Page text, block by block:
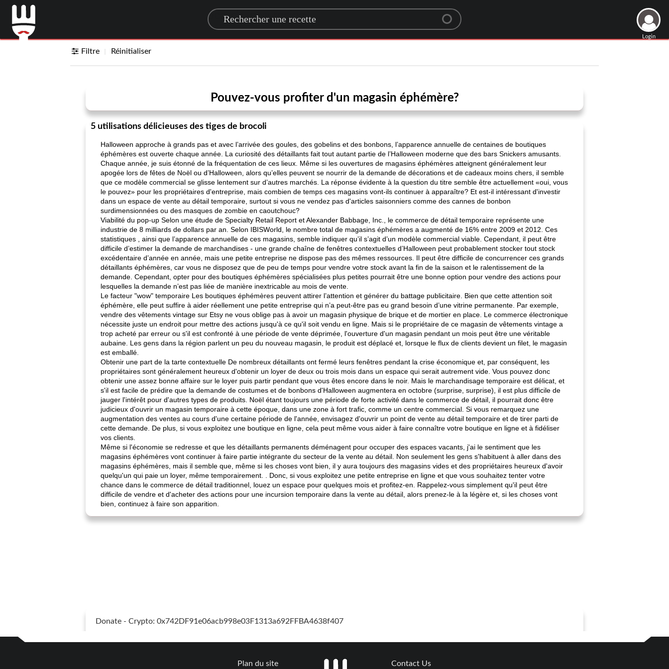
Search for a recipe
Login
Filtre Réinitialiser
Pouvez-vous profiter d'un magasin éphémère?
5 utilisations délicieuses des tiges de brocoli
Halloween approche à grands pas et avec l’arrivée des goules, des gobelins et des bonbons, l’apparence annuelle de centaines de boutiques
éphémères est ouverte chaque année. La curiosité des détaillants fait tout autant partie de l’Halloween moderne que des bars Snickers amusants.
Chaque année, je suis étonné de la fréquentation de ces lieux. Même si les ouvertures de magasins éphémères atteignent généralement leur
apogée lors de fêtes de Noël ou d’Halloween, alors qu’elles peuvent se nourrir de la demande de décorations et de cadeaux moins chers, il semble
que ce modèle commercial se glisse lentement sur d’autres marchés. La réponse évidente à la question du titre semble être actuellement «oui, vous
le pouvez» pour les propriétaires d'entreprise, mais combien de temps ces magasins vont-ils continuer à apparaître? Et est-il intéressant d'investir
dans un espace de vente au détail temporaire, surtout si vous ne vendez pas d'articles saisonniers comme des cannes de bonbon
surdimensionnées ou des masques de zombie en caoutchouc?
Viabilité du pop-up Selon une étude de Specialty Retail Report et Alexander Babbage, Inc., le commerce de détail temporaire représente une
industrie de 8 milliards de dollars par an. Selon IBISWorld, le nombre total de magasins éphémères a augmenté de 16% entre 2009 et 2012. Ces
statistiques , ainsi que l’apparence annuelle de ces magasins, semble indiquer qu’il s’agit d’un modèle commercial viable. Cependant, il peut être
difficile d’estimer la demande de marchandises - une grande chaîne de fenêtres contextuelles d’Halloween peut probablement stocker tout stock
excédentaire d’année en année, mais une petite entreprise ne dispose pas des mêmes ressources. Il peut être difficile de concurrencer ces grands
détaillants éphémères, car vous ne disposez que de peu de temps pour vendre votre stock avant la fin de la saison et le ralentissement de la
demande. Cependant, opter pour des boutiques éphémères spécialisées plus petites pourrait être une bonne option pour vendre des actions pour
lesquelles la demande n’est pas liée de manière inextricable au mois de vente.
Le facteur "wow" temporaire Les boutiques éphémères peuvent attirer l’attention et générer du battage publicitaire. Bien que cette attention soit
éphémère, elle peut suffire à aider réellement une petite entreprise qui n’a peut-être pas eu grand besoin d’une vitrine permanente. Par exemple,
vendre des vêtements vintage sur Etsy ne vous oblige pas à avoir un magasin physique de brique et de mortier en place. Le commerce électronique
nécessite juste un endroit pour mettre des actions jusqu'à ce qu'il soit vendu en ligne. Mais si le propriétaire de ce magasin de vêtements vintage a
trop acheté par erreur ou s'il est confronté à une période de vente déprimée, l'ouverture d'un magasin pendant un mois peut être une véritable
aubaine. Les gens dans la région parlent un peu du nouveau magasin, le produit est déplacé et, lorsque le flux de clients devient un filet, le magasin
est emballé.
Obtenir une part de la tarte contextuelle De nombreux détaillants ont fermé leurs fenêtres pendant la crise économique et, par conséquent, les
propriétaires sont généralement heureux d'obtenir un loyer de deux ou trois mois dans un espace qui serait autrement vide. Vous pouvez donc
obtenir une assez bonne affaire sur le loyer puis partir pendant que vous êtes encore dans le noir. Mais le marchandisage temporaire est délicat, et
s'il est facile de prédire que la demande de costumes et de bonbons d'Halloween augmentera en octobre (surprise, surprise), il est plus difficile de
jauger l'intérêt pour d'autres types de produits. Noël étant toujours une période de forte activité dans le commerce de détail, il pourrait donc être
judicieux d'ouvrir un magasin temporaire à cette époque, dans une zone à fort trafic, comme un centre commercial. Si vous remarquez une
augmentation des ventes au cours d'une certaine période de l'année, envisagez d'ouvrir un point de vente au détail temporaire et de tirer parti de
cette demande. De plus, si vous exploitez une boutique en ligne, cela peut même vous aider à faire connaître votre boutique en ligne et à fidéliser
vos clients.
Même si l'économie se redresse et que les détaillants permanents déménagent pour occuper des espaces vacants, j'ai le sentiment que les
magasins éphémères vont continuer à faire partie intégrante du secteur de la vente au détail. Non seulement les gens s'habituent à aller dans des
magasins éphémères, mais il semble que, même si les choses vont bien, il y aura toujours des magasins vides et des propriétaires heureux d'avoir
quelqu'un qui paie un loyer, même temporairement. . Donc, si vous exploitez une petite entreprise en ligne et que vous souhaitez tenter votre
chance dans le commerce de détail traditionnel, louez un espace pour quelques mois et profitez-en. Rappelez-vous simplement qu'il peut être
difficile de vendre et d'acheter des actions pour une incursion temporaire dans la vente au détail, alors prenez-le à la légère et, si les choses vont
bien, continuez à faire son apparition.
Donate - Crypto: 0x742DF91e06acb998e03F1313a692FFBA4638f407
Plan du site Contact Us